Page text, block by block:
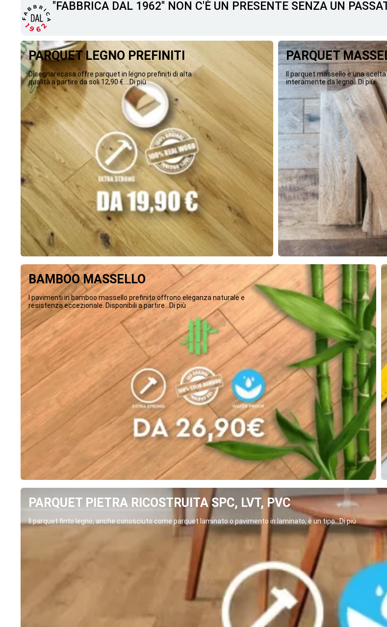
"FABBRICA DAL 1962" NON C'È UN PRESENTE SENZA UN
PARQUET LEGNO PREFINITI
Disegnarecasa offre parquet in legno prefiniti di alta
qualità a partire da soli 12,90 €....Di più
PARQUET
Il parquet massello è una
interamente da legno...Di più
BAMBOO MASSELLO
I pavimenti in bamboo massello prefinito offrono eleganza naturale e
resistenza eccezionale. Disponibili a partire...Di più
PARQUET PIETRA RICOSTRUITA SPC, LVT, PVC
Il parquet finto legno, anche conosciuto come parquet laminato o pavimento in laminato, è un tipo...Di più